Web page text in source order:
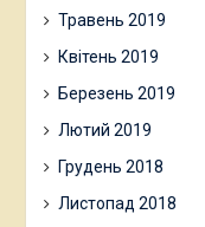
Травень 2019
Квітень 2019
Березень 2019
Лютий 2019
Грудень 2018
Листопад 2018